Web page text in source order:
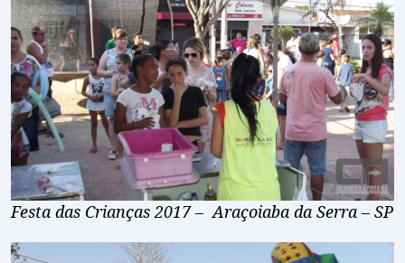
Festa das Crianças 2017 – Araçoiaba da Serra – SP